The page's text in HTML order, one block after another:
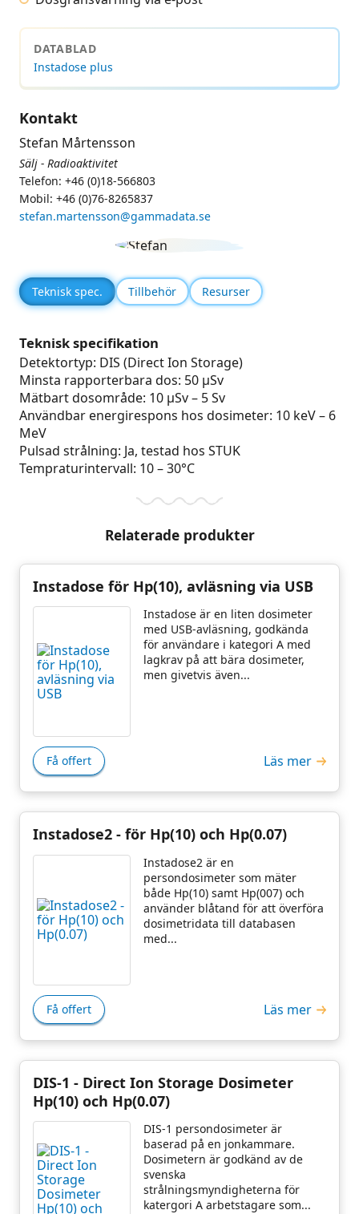
DATABLAD
Instadose plus
Kontakt
Stefan Mårtensson
Sälj - Radioaktivitet
Telefon: +46 (0)18-566803
Mobil: +46 (0)76-8265837
stefan.martensson@gammadata.se
Teknisk spec. Tillbehör Resurser
Teknisk specifikation
Detektortyp: DIS (Direct Ion Storage)
Minsta rapporterbara dos: 50 µSv
Mätbart dosområde: 10 µSv – 5 Sv
Användbar energirespons hos dosimeter: 10 keV – 6
MeV
Pulsad strålning: Ja, testad hos STUK
Tempraturintervall: 10 – 30°C
Relaterade produkter
Instadose för Hp(10), avläsning via USB
Instadose är en liten dosimeter
med USB-avläsning, godkända
för användare i kategori A med
lagkrav på att bära dosimeter,
men givetvis även...
Få offert Läs mer
Instadose2 - för Hp(10) och Hp(0.07)
Instadose2 är en
persondosimeter som mäter
både Hp(10) samt Hp(007) och
använder blåtand för att överföra
dosimetridata till databasen
med...
Få offert Läs mer
DIS-1 - Direct Ion Storage Dosimeter
Hp(10) och Hp(0.07)
DIS-1 persondosimeter är
baserad på en jonkammare.
Dosimetern är godkänd av de
svenska
strålningsmyndigheterna för
katergori A arbetstagare som...